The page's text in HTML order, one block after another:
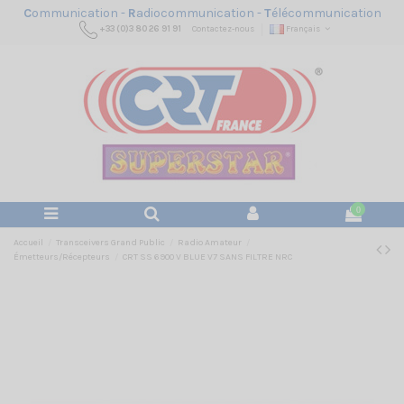
Communication - Radiocommunication -Télécommunication
+33 (0)3 80 26 91 91 Contactez-nous Français
0
Accueil Transceivers Grand Public
Radio Amateur
Émetteurs/Récepteurs
CRT SS 6900 V BLUE V7 SANS FILTRE NRC